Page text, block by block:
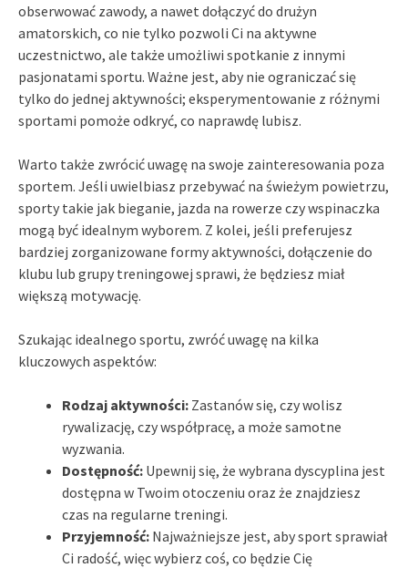
obserwować zawody, a nawet dołączyć do drużyn
amatorskich, co nie tylko pozwoli Ci na aktywne
uczestnictwo, ale także umożliwi spotkanie z innymi
pasjonatami sportu. Ważne jest, aby nie ograniczać się
tylko do jednej aktywności; eksperymentowanie z różnymi
sportami pomoże odkryć, co naprawdę lubisz.
Warto także zwrócić uwagę na swoje zainteresowania poza
sportem. Jeśli uwielbiasz przebywać na świeżym powietrzu,
sporty takie jak bieganie, jazda na rowerze czy wspinaczka
mogą być idealnym wyborem. Z kolei, jeśli preferujesz
bardziej zorganizowane formy aktywności, dołączenie do
klubu lub grupy treningowej sprawi, że będziesz miał
większą motywację.
Szukając idealnego sportu, zwróć uwagę na kilka
kluczowych aspektów:
Rodzaj aktywności: Zastanów się, czy wolisz
rywalizację, czy współpracę, a może samotne
wyzwania.
Dostępność: Upewnij się, że wybrana dyscyplina jest
dostępna w Twoim otoczeniu oraz że znajdziesz
czas na regularne treningi.
Przyjemność: Najważniejsze jest, aby sport sprawiał
Ci radość, więc wybierz coś, co będzie Cię